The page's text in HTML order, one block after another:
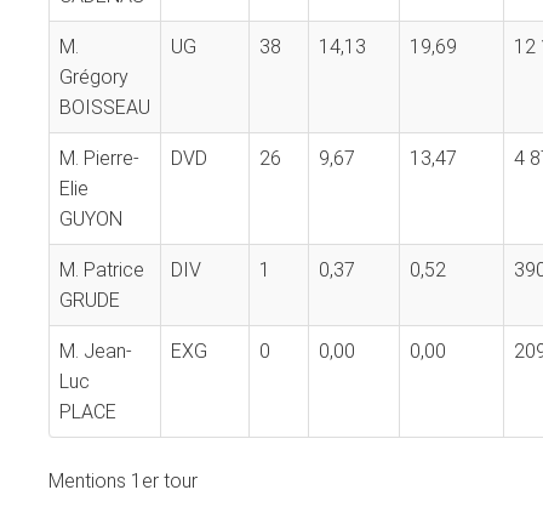
M.
Grégory
BOISSEAU
UG 38 14,13 19,69 12
M. Pierre-
Elie
GUYON
DVD 26 9,67 13,47 4
M. Patrice
GRUDE
DIV 1 0,37 0,52
M. Jean-
Luc
PLACE
EXG 0 0,00 0,00
Mentions 1er tour